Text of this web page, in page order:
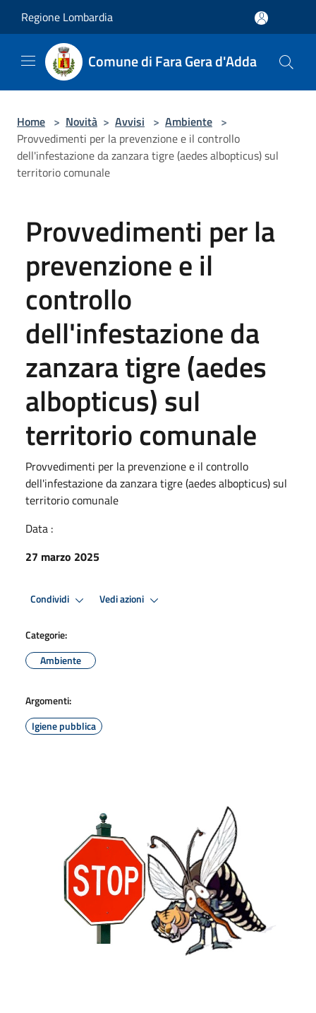
Regione Lombardia
Comune di Fara Gera d'Adda
Home > Novità > Avvisi > Ambiente >
Provvedimenti per la prevenzione e il controllo
dell'infestazione da zanzara tigre (aedes albopticus) sul
territorio comunale
Provvedimenti per la
prevenzione e il
controllo
dell'infestazione da
zanzara tigre (aedes
albopticus) sul
territorio comunale
Provvedimenti per la prevenzione e il controllo
dell'infestazione da zanzara tigre (aedes albopticus) sul
territorio comunale
Data :
27 marzo 2025
Condividi Vedi azioni
Categorie:
Ambiente
Argomenti:
Igiene pubblica